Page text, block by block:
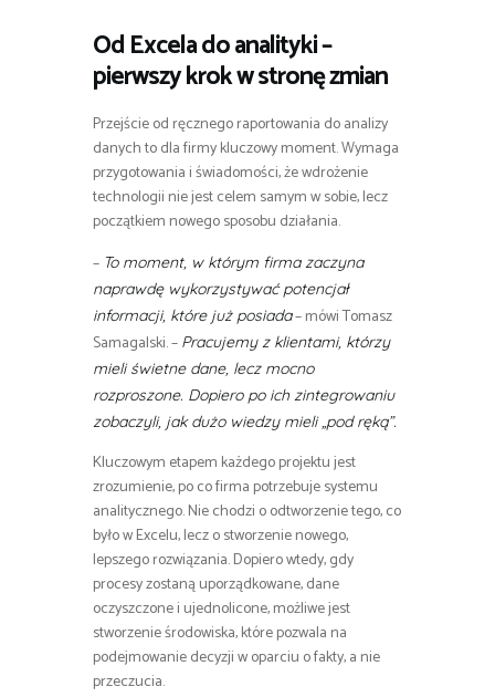
Od Excela do analityki –
pierwszy krok w stronę zmian
Przejście od ręcznego raportowania do analizy
danych to dla firmy kluczowy moment. Wymaga
przygotowania i świadomości, że wdrożenie
technologii nie jest celem samym w sobie, lecz
początkiem nowego sposobu działania.
– To moment, w którym firma zaczyna
naprawdę wykorzystywać potencjał
informacji, które już posiada– mówi Tomasz
Samagalski. – Pracujemy z klientami, którzy
mieli świetne dane, lecz mocno
rozproszone. Dopiero po ich zintegrowaniu
zobaczyli, jak dużo wiedzy mieli „pod ręką”.
Kluczowym etapem każdego projektu jest
zrozumienie, po co firma potrzebuje systemu
analitycznego. Nie chodzi o odtworzenie tego, co
było w Excelu, lecz o stworzenie nowego,
lepszego rozwiązania. Dopiero wtedy, gdy
procesy zostaną uporządkowane, dane
oczyszczone i ujednolicone, możliwe jest
stworzenie środowiska, które pozwala na
podejmowanie decyzji w oparciu o fakty, a nie
przeczucia.